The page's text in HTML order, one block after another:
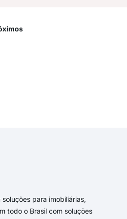
para imobiliárias,
todo o Brasil com soluções